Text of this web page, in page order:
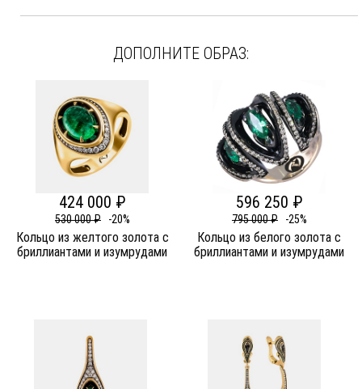
ДОПОЛНИТЕ ОБРАЗ:
424 000 ₽
530 000 ₽ -20%
Кольцо из желтого золота c
бриллиантами и изумрудами
596 250 ₽
795 000 ₽ -25%
Кольцо из белого золота c
бриллиантами и изумрудами